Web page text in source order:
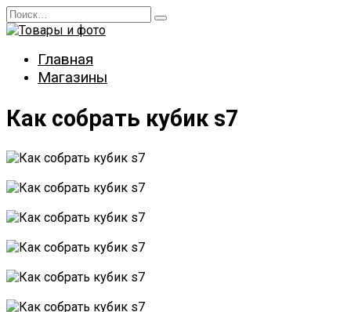
Перейти
к
Search
for:
Главная
Магазины
Как собрать кубик s7